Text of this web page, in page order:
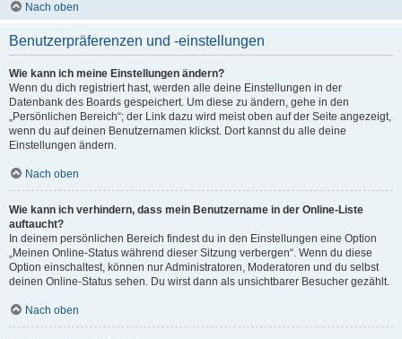
Nach oben
Benutzerpräferenzen und -einstellungen
Wie kann ich meine Einstellungen ändern?
Wenn du dich registriert hast, werden alle deine Einstellungen in der
Datenbank des Boards gespeichert. Um diese zu ändern, gehe in den
„Persönlichen Bereich“; der Link dazu wird meist oben auf der Seite angezeigt,
wenn du auf deinen Benutzernamen klickst. Dort kannst du alle deine
Einstellungen ändern.
Nach oben
Wie kann ich verhindern, dass mein Benutzername in der Online-Liste
auftaucht?
In deinem persönlichen Bereich findest du in den Einstellungen eine Option
„Meinen Online-Status während dieser Sitzung verbergen“. Wenn du diese
Option einschaltest, können nur Administratoren, Moderatoren und du selbst
deinen Online-Status sehen. Du wirst dann als unsichtbarer Besucher gezählt.
Nach oben